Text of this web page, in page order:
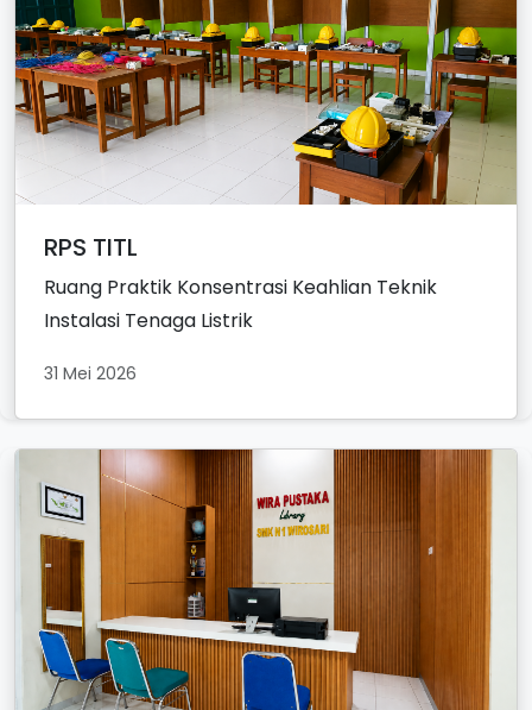
RPS TITL
Ruang Praktik Konsentrasi Keahlian Teknik
Instalasi Tenaga Listrik
31 Mei 2026